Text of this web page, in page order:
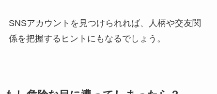
SNSアカウントを見つけられれば、人柄や交友関
係を把握するヒントにもなるでしょう。